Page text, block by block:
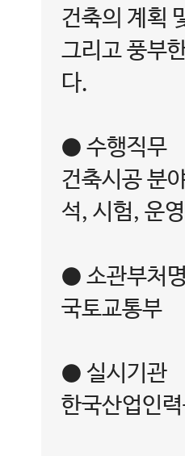
건축의 계획
그리고 풍부
다.
● 수행직무
건축시공 분
석, 시험, 운
● 소관부처
국토교통부
● 실시기관
한국산업인